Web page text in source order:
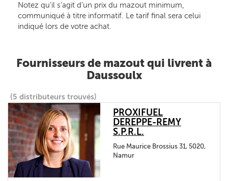
Notez qu’il s’agit d’un prix du mazout minimum,
communiqué à titre informatif. Le tarif final sera celui
indiqué lors de votre achat.
Fournisseurs de mazout qui livrent à
Daussoulx
(5 distributeurs trouvés)
PROXIFUEL
DEREPPE-REMY
S.P.R.L.
Rue Maurice Brossius 31, 5020,
Namur